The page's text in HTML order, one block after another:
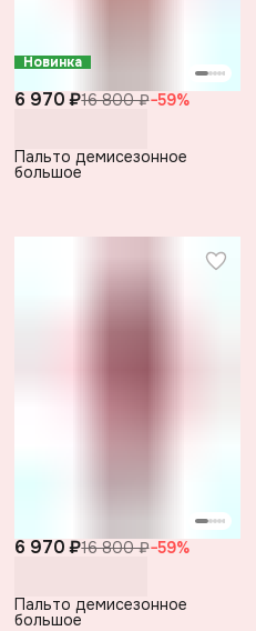
Новинка
6 970 ₽16 800 ₽−59%
Пальто демисезонное
большое
6 970 ₽16 800 ₽−59%
Пальто демисезонное
большое